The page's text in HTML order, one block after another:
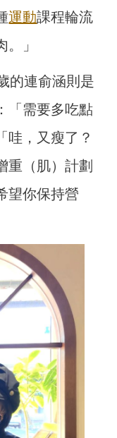
運動課程輪流
」
的連俞涵則是
「需要多吃點
哇，又瘦了？
重（肌）計劃
望你保持營